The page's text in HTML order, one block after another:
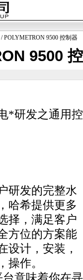
/ POLYMETRON 9500 控制器
9500
*研发之通用
研发的完整水
哈希提供更多
择，满足客户
方位的方案能
设计，安装，
操作。